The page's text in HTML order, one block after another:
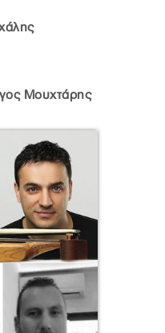
Μουχτάρης